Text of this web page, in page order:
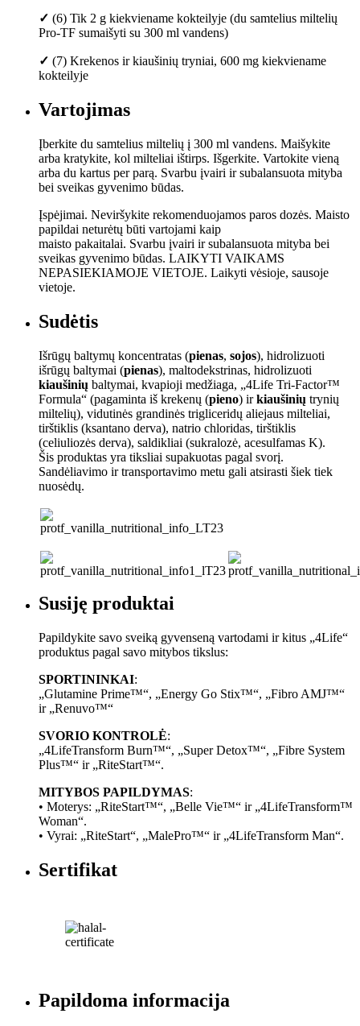
✓ (6) Tik 2 g kiekviename kokteilyje (du samtelius miltelių
Pro-TF sumaišyti su 300 ml vandens)
✓ (7) Krekenos ir kiaušinių tryniai, 600 mg kiekviename
kokteilyje
Vartojimas
Įberkite du samtelius miltelių į 300 ml vandens. Maišykite
arba kratykite, kol milteliai ištirps. Išgerkite. Vartokite vieną
arba du kartus per parą. Svarbu įvairi ir subalansuota mityba
bei sveikas gyvenimo būdas.
Įspėjimai. Neviršykite rekomenduojamos paros dozės. Maisto
papildai neturėtų būti vartojami kaip
maisto pakaitalai. Svarbu įvairi ir subalansuota mityba bei
sveikas gyvenimo būdas. LAIKYTI VAIKAMS
NEPASIEKIAMOJE VIETOJE. Laikyti vėsioje, sausoje
vietoje.
Sudėtis
Išrūgų baltymų koncentratas (pienas, sojos), hidrolizuoti
išrūgų baltymai (pienas), maltodekstrinas, hidrolizuoti
kiaušinių baltymai, kvapioji medžiaga, „4Life Tri-Factor™
Formula“ (pagaminta iš krekenų (pieno) irkiaušinių trynių
miltelių), vidutinės grandinės trigliceridų aliejaus milteliai,
tirštiklis (ksantano derva), natrio chloridas, tirštiklis
(celiuliozės derva), saldikliai (sukralozė, acesulfamas K).
Šis produktas yra tiksliai supakuotas pagal svorį.
Sandėliavimo ir transportavimo metu gali atsirasti šiek tiek
nuosėdų.
Susiję produktai
Papildykite savo sveiką gyvenseną vartodami ir kitus „4Life“
produktus pagal savo mitybos tikslus:
SPORTININKAI:
„Glutamine Prime™“, „Energy Go Stix™“, „Fibro AMJ™“
ir „Renuvo™“
SVORIO KONTROLĖ:
„4LifeTransform Burn™“, „Super Detox™“, „Fibre System
Plus™“ ir „RiteStart™“.
MITYBOS PAPILDYMAS:
• Moterys: „RiteStart™“, „Belle Vie™“ ir „4LifeTransform™
Woman“.
• Vyrai: „RiteStart“, „MalePro™“ ir „4LifeTransform Man“.
Sertifikat
Papildoma informacija